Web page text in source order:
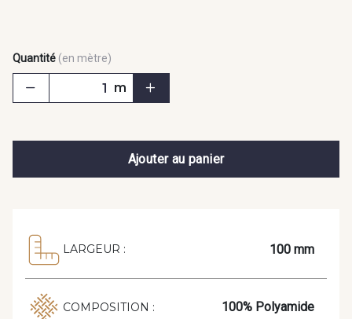
Quantité (en mètre)
m
Ajouter au panier
LARGEUR : 100 mm
COMPOSITION : 100% Polyamide